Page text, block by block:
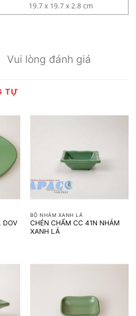
19.7 x 19.7 x 2.8 cm
Vui lòng đánh giá
TỰ
DOV
BỘ NHÁM XANH LÁ
CHÉN CHẤM CC 41N NHÁM
XANH LÁ